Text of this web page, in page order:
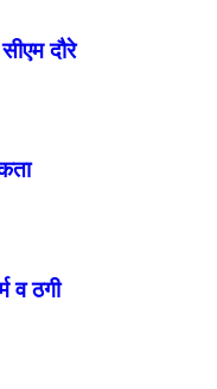
दौरे
व ठगी